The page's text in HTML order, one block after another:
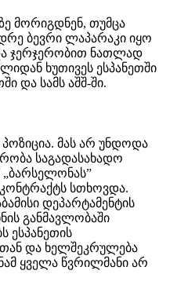
მორიგდნენ, თუმცა
ბევრი ლაპარაკი იყო
ჯერჯერობით ნათლად
ხუთივეს ესპანეთში
და სამს აშშ-ში.
მას არ უნდოდა
საგადასახადო
„ბარსელონას”
სთხოვდა.
დეპარტამენტის
განმავლობაში
ესპანეთის
და ხელშეკრულება
ყველა წვრილმანი არ